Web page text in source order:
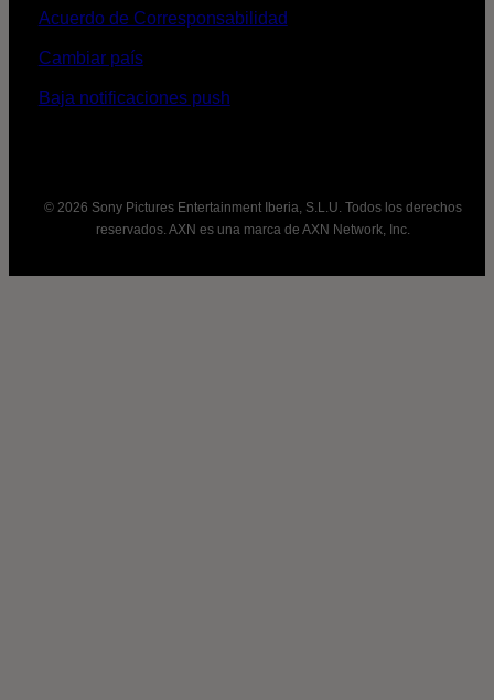
Acuerdo de Corresponsabilidad
Cambiar país
Baja notificaciones push
© 2026 Sony Pictures Entertainment Iberia, S.L.U. Todos los derechos
reservados. AXN es una marca de AXN Network, Inc.